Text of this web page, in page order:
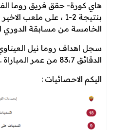
هاي كورة- حقق فريق روما
بنتيجة 2-1 ، على
الخامسة من مسابقة الدوري
سجل اهداف روما نيل
الدقائق 83،7 من عمر المباراة .
اليكم الاحصائيات :